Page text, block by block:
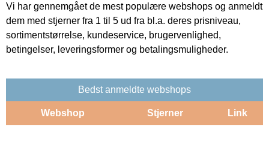
Vi har gennemgået de mest populære webshops og anmeldt
dem med stjerner fra 1 til 5 ud fra bl.a. deres prisniveau,
sortimentstørrelse, kundeservice, brugervenlighed,
betingelser, leveringsformer og betalingsmuligheder.
Bedst anmeldte webshops
Webshop Stjerner Link